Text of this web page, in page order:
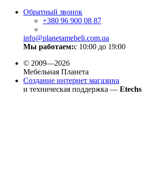
Обратный звонок
+380 96 900 08 87
info@planetamebeli.com.ua
Мы работаем:с 10:00 до 19:00
© 2009—2026
Мебельная Планета
Создание интернет магазина
и техническая поддержка — Etechs